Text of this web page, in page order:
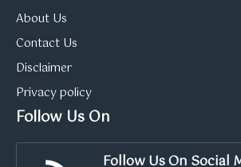
About Us
Contact Us
Disclaimer
Privacy policy
Follow Us On
Follow Us On Social